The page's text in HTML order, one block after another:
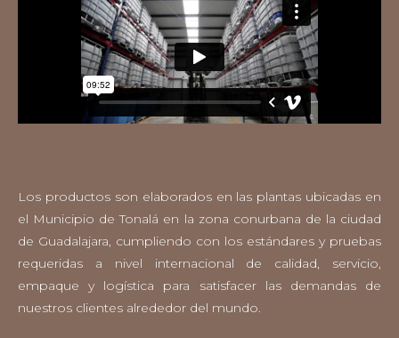
Los productos son elaborados en las plantas ubicadas en
el Municipio de Tonalá en la zona conurbana de la ciudad
de Guadalajara, cumpliendo con los estándares y pruebas
requeridas a nivel internacional de calidad, servicio,
empaque y logística para satisfacer las demandas de
nuestros clientes alrededor del mundo.